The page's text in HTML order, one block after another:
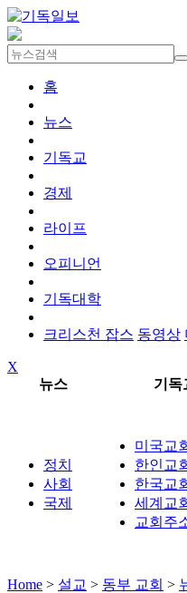
홈
뉴스
기독교
경제
라이프
오피니언
기독대학
크리스천 잡스 동영상
X
뉴스
기독
정치
사회
국제
미국교
한인교
한국교
세계교
교회주
Home > 설교 > 동부 교회 >